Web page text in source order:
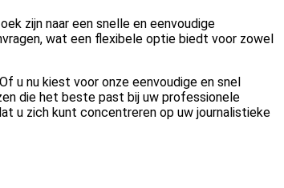
zijn naar een snelle en eenvoudige
wat een flexibele optie biedt voor zowel
u nu kiest voor onze eenvoudige en snel
die het beste past bij uw professionele
u zich kunt concentreren op uw journalistieke